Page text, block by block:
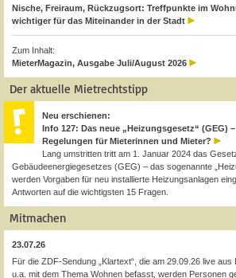
Nische, Freiraum, Rückzugsort: Treffpunkte im
wichtiger für das Miteinander in der Stadt
Zum Inhalt:
MieterMagazin, Ausgabe Juli/August 2026
Der aktuelle Mietrechtstipp
Neu erschienen:
Info 127: Das neue „Heizungsgesetz“ (GEG)
Regelungen für Mieterinnen und Mieter?
Lang umstritten tritt am 1. Januar 2024 das
Gebäudeenergiegesetzes (GEG) – das sogenannte
werden Vorgaben für neu installierte Heizungsanlagen
Antworten auf die wichtigsten 15 Fragen.
Mitmachen
23.07.26
Für die ZDF-Sendung „Klartext“, die am 29.09.26 live
u.a. mit dem Thema Wohnen befasst, werden Personen